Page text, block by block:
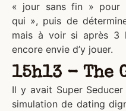
« jour sans fin » pour
qui », puis de
mais à voir si après 3
encore envie d’y jouer.
15h13 - The
Il y avait Super
simulation de dating